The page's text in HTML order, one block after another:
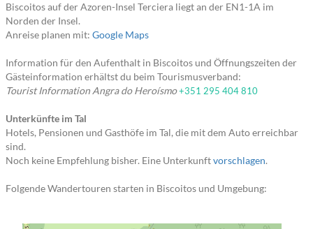
Biscoitos auf der Azoren-Insel Terciera liegt an der EN1-1A im
Norden der Insel.
Anreise planen mit: Google Maps
Information für den Aufenthalt in Biscoitos und Öffnungszeiten der
Gästeinformation erhältst du beim Tourismusverband:
Tourist Information Angra do Heroísmo+351 295 404 810
Unterkünfte im Tal
Hotels, Pensionen und Gasthöfe im Tal, die mit dem Auto erreichbar
sind.
Noch keine Empfehlung bisher. Eine Unterkunftvorschlagen.
Folgende Wandertouren starten in Biscoitos und Umgebung: